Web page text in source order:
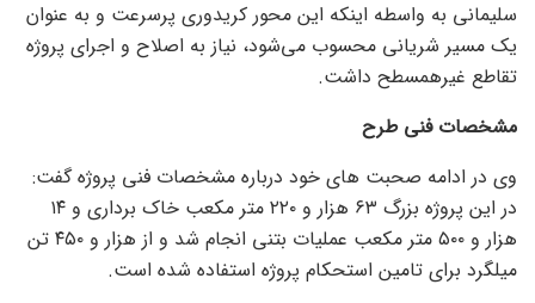
سلیمانی به واسطه اینکه این محور کریدوری پرسرعت و به عنوان
یک مسیر شریانی محسوب می‌شود، نیاز به اصلاح و اجرای پروژه
تقاطع غیرهمسطح داشت.
مشخصات فنی طرح
وی در ادامه صحبت های خود درباره مشخصات فنی پروژه گفت:
در این پروژه بزرگ ۶۳ هزار و ۲۲۰ متر مکعب خاک برداری و ۱۴
هزار و ۵۰۰ متر مکعب عملیات بتنی انجام شد و از هزار و ۴۵۰ تن
میلگرد برای تامین استحکام پروژه استفاده شده است.